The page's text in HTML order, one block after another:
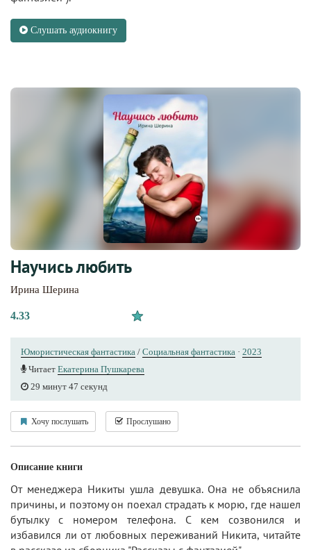
Слушать аудиокнигу
Научись любить
Ирина Шерина
4.33
Юмористическая фантастика / Социальная фантастика · 2023
Читает Екатерина Пушкарева
29 минут 47 секунд
Хочу послушать Прослушано
Описание книги
От менеджера Никиты ушла девушка. Она не объяснила
причины, и поэтому он поехал страдать к морю, где нашел
бутылку с номером телефона. С кем созвонился и
избавился ли от любовных переживаний Никита, читайте